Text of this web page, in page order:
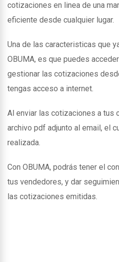
cotizaciones en linea de una
eficiente desde cualquier lugar.
Una de las caracteristicas que
OBUMA, es que puedes
gestionar las cotizaciones
tengas acceso a internet.
Al enviar las cotizaciones a tus
archivo pdf adjunto al email, el
realizada.
Con OBUMA, podrás tener el
tus vendedores, y dar
las cotizaciones emitidas.